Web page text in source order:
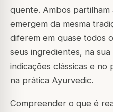
quente. Ambos partilham
emergem da mesma
diferem em quase todos
seus ingredientes, na
indicações clássicas e
na prática Ayurvedic.
Compreender o que é